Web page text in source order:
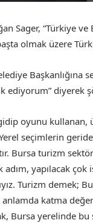
Sager, “Türkiye
olmak üzere
Başkanlığına
ediyorum” diyerek
oyunu
seçimlerin
Bursa turizm
adım, yapılacak
Turizm demek;
katma
Bursa yerelinde